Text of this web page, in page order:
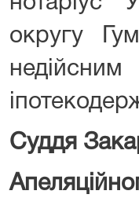
округу
Суддя